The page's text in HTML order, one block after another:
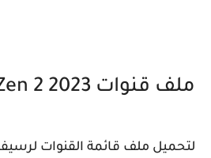
ملف قنوات Echolink Zen 2 2023